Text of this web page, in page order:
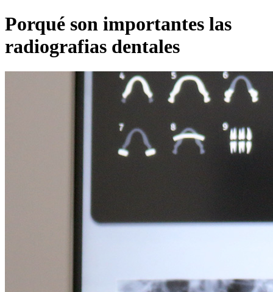
Porqué son importantes las
radiografias dentales